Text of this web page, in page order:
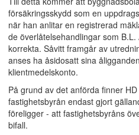
försäkringsskydd som en
när han anlitar en registrerad
de överlåtelsehandlingar som
korrekta. Såvitt framgår av
anses ha åsidosatt sina
klientmedelskonto.
På grund av det anförda finner
fastighetsbyrån endast gjort
föreligger - att fastighetsbyråns
bifall.